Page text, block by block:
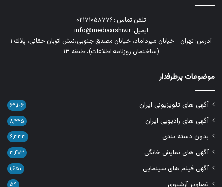
تلفن تماس : ۰۲۱۷۱۰۵۸۷۷۶
ایمیل: info@mediaarshiv.ir
آدرس: تهران - خیابان میرداماد، خیابان مصدق جنوبی،نبش اتوبان حقانی، پلاك ١
(ساختمان روزنامه اطلاعات)، طبقه ۱۳
موضوعات پرطرفدار
آگهی های تلویزیونی ایران ۶۹,۱۰۶
آگهی های رادیویی ایران ۸,۴۴۵
بدون دسته بندی ۶,۳۳۳
آگهی های نمایش خانگی ۳,۴۰۳
آگهی فیلم های سینمایی ۱,۶۵۰
تصاویر آرشیوی ۵۹